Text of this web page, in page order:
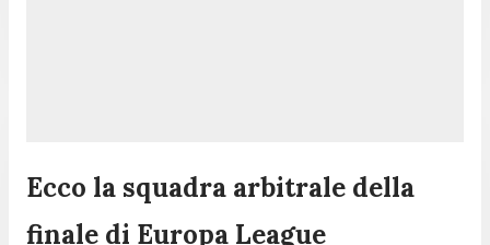
Ecco la squadra arbitrale della
finale di Europa League